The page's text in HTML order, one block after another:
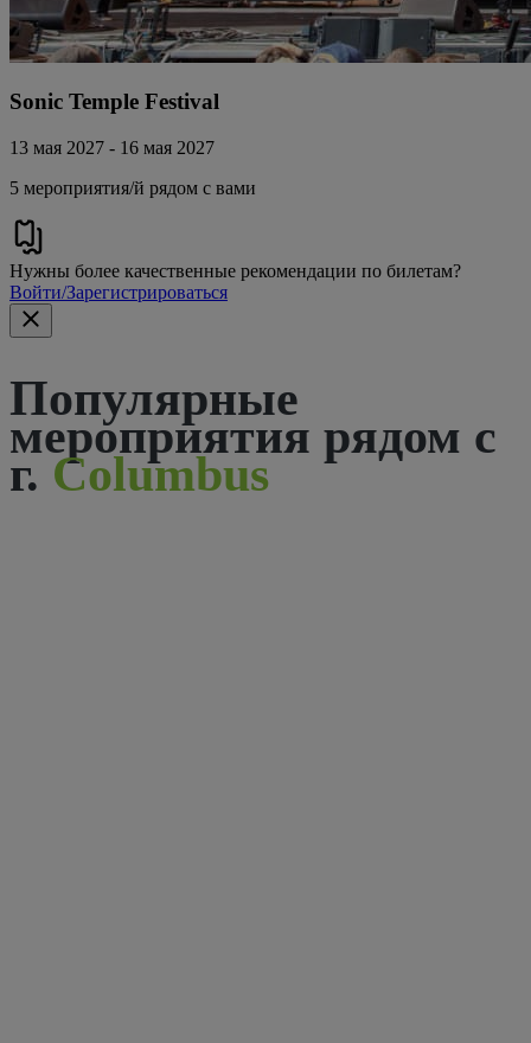
Sonic Temple Festival
13 мая 2027 - 16 мая 2027
5 мероприятия/й рядом с вами
Нужны более качественные рекомендации по билетам?
Войти/Зарегистрироваться
Популярные
мероприятия рядом с
г. Columbus